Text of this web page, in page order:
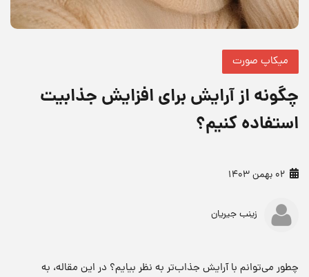
میکاپ صورت
چگونه از آرایش برای افزایش جذابیت
استفاده کنیم؟
زینب جیریان
چطور می‌توانم با آرایش جذاب‌تر به نظر بیایم؟ در این مقاله، به